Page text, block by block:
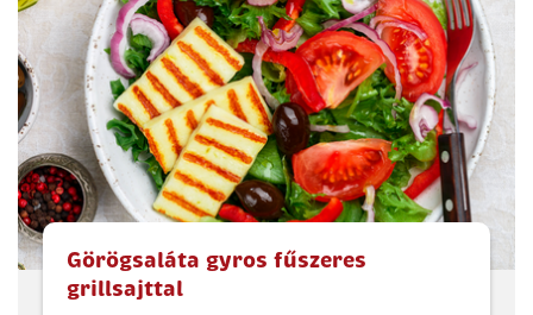
Görögsaláta gyros fűszeres
grillsajttal